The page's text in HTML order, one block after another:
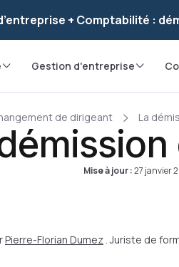
vous revoir ! Votre démarche
+ Comptabilité :
Gestion d'entreprise
de dirigeant La
Mise à jour :27 janvier
Pierre-Florian Dumez . Juriste de